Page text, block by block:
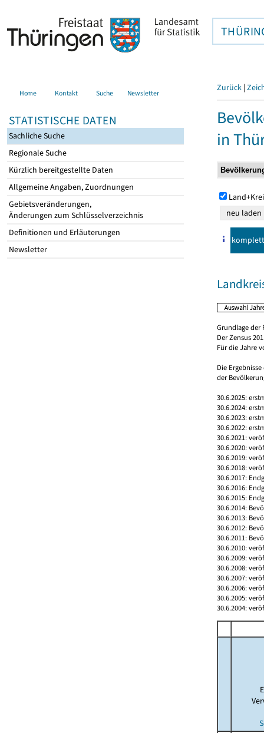
Home Kontakt Suche Newsletter
STATISTISCHE DATEN
Sachliche Suche
Regionale Suche
Kürzlich bereitgestellte Daten
Allgemeine Angaben, Zuordnungen
Gebietsveränderungen,
Änderungen zum Schlüsselverzeichnis
Definitionen und Erläuterungen
Newsletter
Zurück |
in
komplett
Grundlage der
Der Zensus
Für die Jahre
Die
der
30.6.2025:
30.6.2024:
30.6.2023:
30.6.2022:
30.6.2021:
30.6.2020:
30.6.2019:
30.6.2018:
30.6.2017:
30.6.2016:
30.6.2015:
30.6.2014:
30.6.2013:
30.6.2012:
30.6.2011:
30.6.2010:
30.6.2009:
30.6.2008:
30.6.2007:
30.6.2006:
30.6.2005:
30.6.2004: